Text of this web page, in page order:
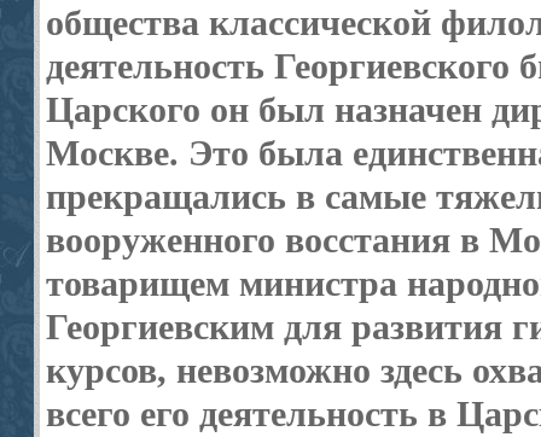
общества классической
деятельность
Царского он был назначен
Москве. Это была
прекращались в самые
вооруженного восстания в
товарищем министра
Георгиевским для развития
курсов, невозможно здесь
всего его деятельность в